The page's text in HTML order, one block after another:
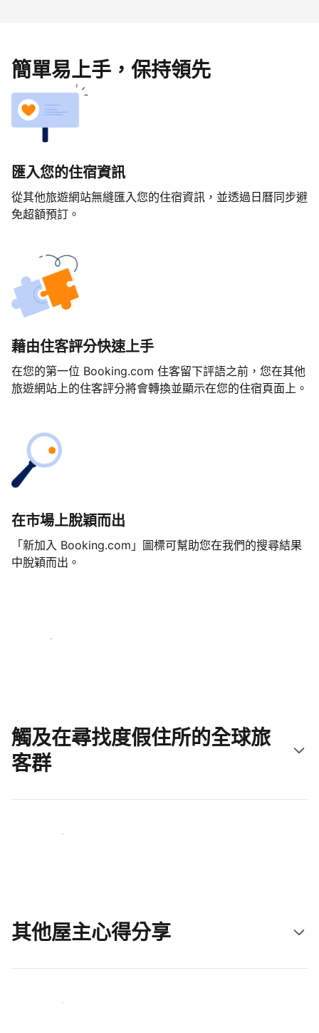
簡單易上手，保持領先
匯入您的住宿資訊
從其他旅遊網站無縫匯入您的住宿資訊，並透過日曆同步避
免超額預訂。
藉由住客評分快速上手
在您的第一位 Booking.com 住客留下評語之前，您在其他
旅遊網站上的住客評分將會轉換並顯示在您的住宿頁面上。
在市場上脫穎而出
「新加入 Booking.com」圖標可幫助您在我們的搜尋結果
中脫穎而出。
立即開始吧
觸及在尋找度假住所的全球旅
客群
立即接觸新住客
其他屋主心得分享
加入同業的行列